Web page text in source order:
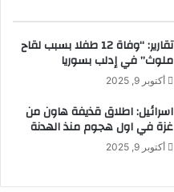
تقارير: “وفاة 12 طفلا بسبب لقاح
ملوث” في إدلب بسوريا
أكتوبر 9, 2025
اسرائيل: اطلاق قذيفة هاون من
غزة في اول هجوم منذ الهدنة
أكتوبر 9, 2025